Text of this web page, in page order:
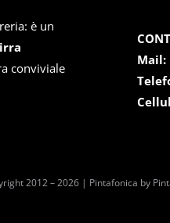
è un
conviviale
Mail:
2012 – 2026 | Pintafonica by